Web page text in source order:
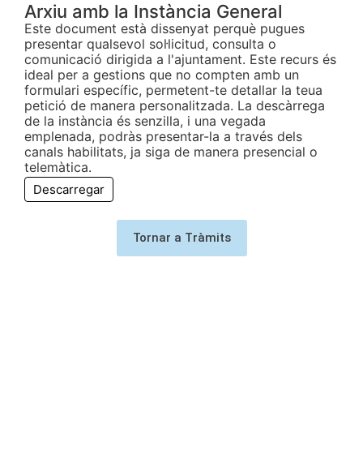
Arxiu amb la Instància General
Este document està dissenyat perquè pugues
presentar qualsevol sol·licitud, consulta o
comunicació dirigida a l'ajuntament. Este recurs és
ideal per a gestions que no compten amb un
formulari específic, permetent-te detallar la teua
petició de manera personalitzada. La descàrrega
de la instància és senzilla, i una vegada
emplenada, podràs presentar-la a través dels
canals habilitats, ja siga de manera presencial o
telemàtica.
Descarregar
Tornar a Tràmits